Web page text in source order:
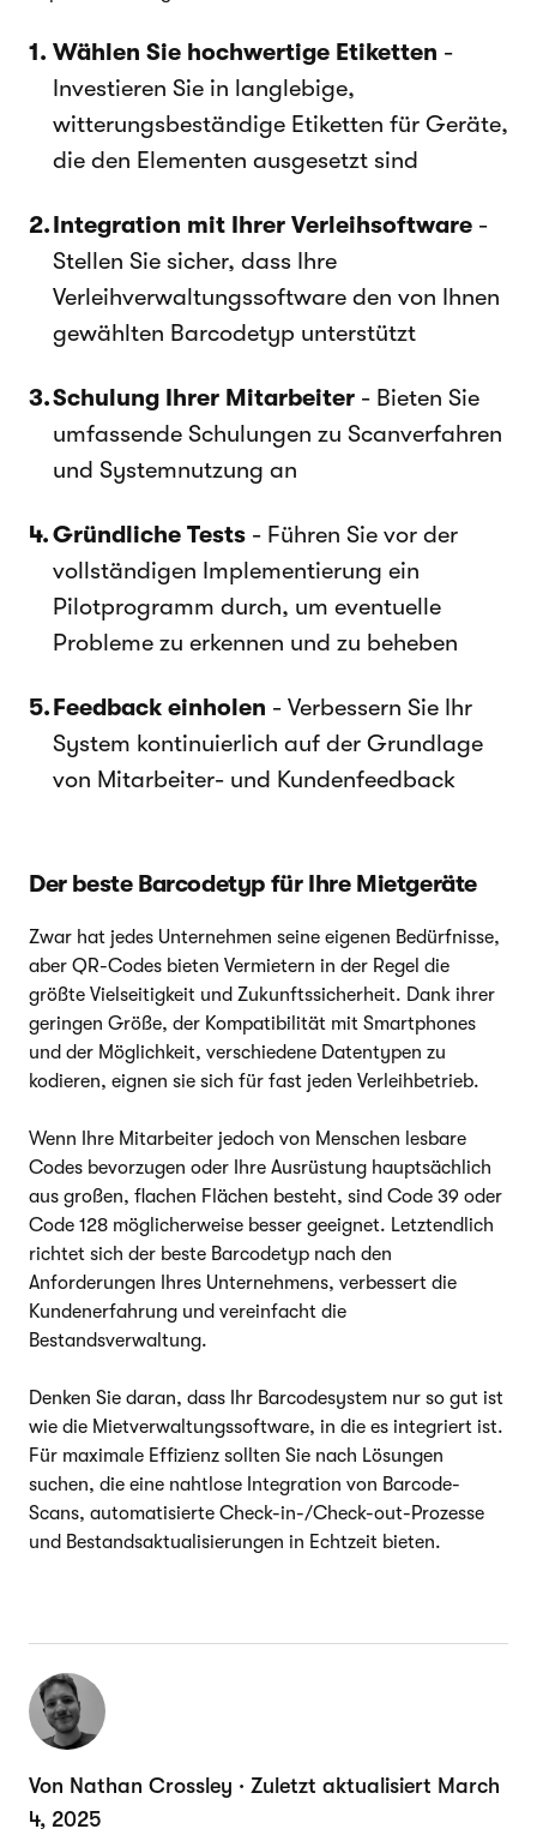
Wählen Sie hochwertige Etiketten -
Investieren Sie in langlebige,
witterungsbeständige Etiketten für Geräte,
die den Elementen ausgesetzt sind
Integration mit Ihrer Verleihsoftware -
Stellen Sie sicher, dass Ihre
Verleihverwaltungssoftware den von Ihnen
gewählten Barcodetyp unterstützt
Schulung Ihrer Mitarbeiter - Bieten Sie
umfassende Schulungen zu Scanverfahren
und Systemnutzung an
Gründliche Tests - Führen Sie vor der
vollständigen Implementierung ein
Pilotprogramm durch, um eventuelle
Probleme zu erkennen und zu beheben
Feedback einholen - Verbessern Sie Ihr
System kontinuierlich auf der Grundlage
von Mitarbeiter- und Kundenfeedback
Der beste Barcodetyp für Ihre Mietgeräte
Zwar hat jedes Unternehmen seine eigenen Bedürfnisse,
aber QR-Codes bieten Vermietern in der Regel die
größte Vielseitigkeit und Zukunftssicherheit. Dank ihrer
geringen Größe, der Kompatibilität mit Smartphones
und der Möglichkeit, verschiedene Datentypen zu
kodieren, eignen sie sich für fast jeden Verleihbetrieb.
Wenn Ihre Mitarbeiter jedoch von Menschen lesbare
Codes bevorzugen oder Ihre Ausrüstung hauptsächlich
aus großen, flachen Flächen besteht, sind Code 39 oder
Code 128 möglicherweise besser geeignet. Letztendlich
richtet sich der beste Barcodetyp nach den
Anforderungen Ihres Unternehmens, verbessert die
Kundenerfahrung und vereinfacht die
Bestandsverwaltung.
Denken Sie daran, dass Ihr Barcodesystem nur so gut ist
wie die Mietverwaltungssoftware, in die es integriert ist.
Für maximale Effizienz sollten Sie nach Lösungen
suchen, die eine nahtlose Integration von Barcode-
Scans, automatisierte Check-in-/Check-out-Prozesse
und Bestandsaktualisierungen in Echtzeit bieten.
Von Nathan Crossley · Zuletzt aktualisiert March
4, 2025